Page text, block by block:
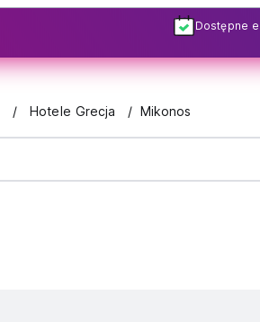
Dostępne
Hotele Grecja Mikonos